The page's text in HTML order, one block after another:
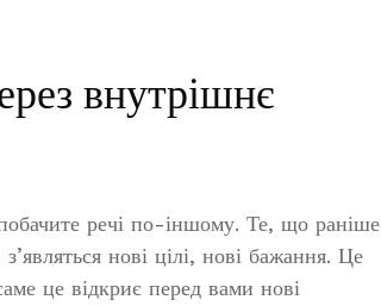
внутрішнє
речі по-іншому. Те, що раніше
нові цілі, нові бажання. Це
це відкриє перед вами нові